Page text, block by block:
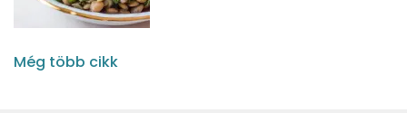
Még több cikk